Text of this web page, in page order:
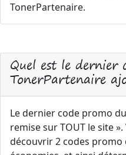
TonerPartenaire.
Quel est le dernier
TonerPartenaire
Le dernier code promo
remise sur TOUT le site
découvrir 2 codes promo